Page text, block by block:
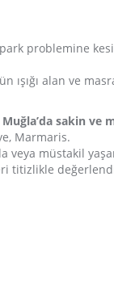
problemine
ışığı alan ve
Muğla’da sakin ve
Marmaris.
veya müstakil
titizlikle